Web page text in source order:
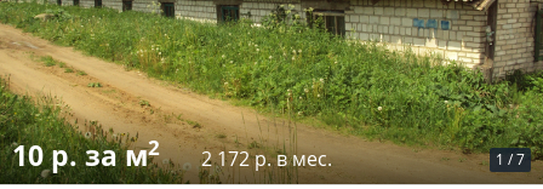
1 /7
10 р. за м2 2 172 р. в мес.